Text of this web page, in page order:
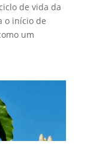
de vida da
o início de
um